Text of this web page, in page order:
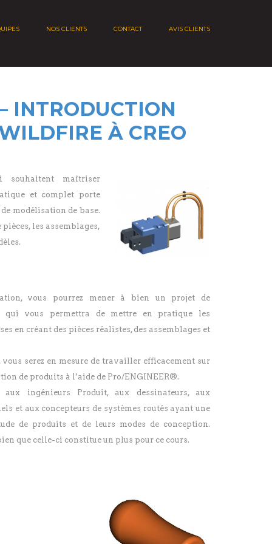
NOS CLIENTS CONTACT AVIS CLIENTS
INTRODUCTION
À CREO
souhaitent maîtriser
et complet porte
modélisation de base.
les assemblages,
vous pourrez mener à bien un projet de
qui vous permettra de mettre en pratique les
en créant des pièces réalistes, des assemblages et
vous serez en mesure de travailler efficacement sur
de produits à l’aide de Pro/ENGINEER®.
aux ingénieurs Produit, aux dessinateurs, aux
et aux concepteurs de systèmes routés ayant une
de produits et de leurs modes de conception.
que celle-ci constitue un plus pour ce cours.